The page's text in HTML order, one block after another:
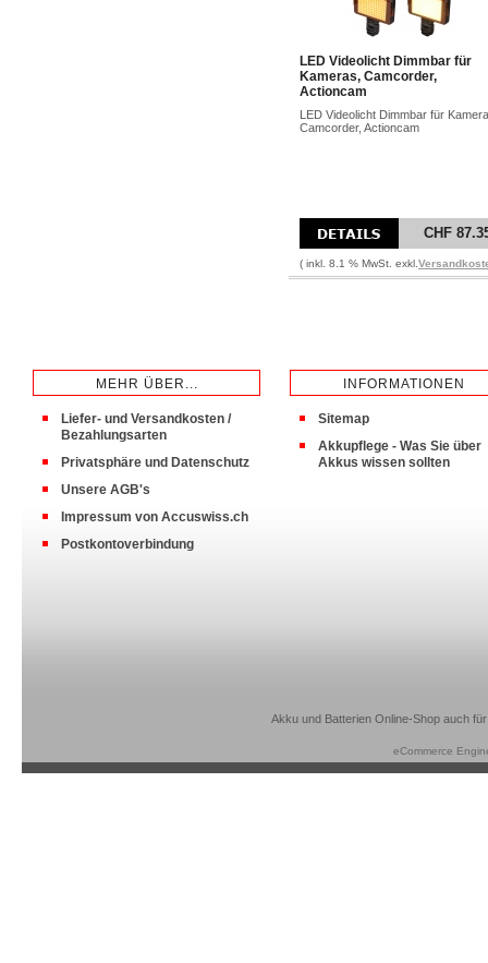
LED Videolicht Dimmbar für
Kameras, Camcorder,
Actioncam
LED Videolicht Dimmbar für
Camcorder, Actioncam
CHF
( inkl. 8.1 % MwSt. exkl.
MEHR ÜBER...
Liefer- und Versandkosten /
Bezahlungsarten
Privatsphäre und Datenschutz
Unsere AGB's
Impressum von Accuswiss.ch
Postkontoverbindung
INFORMATIONEN
Sitemap
Akkupflege - Was Sie über
Akkus wissen sollten
Akku und Batterien Online-Shop auch
eCommerce